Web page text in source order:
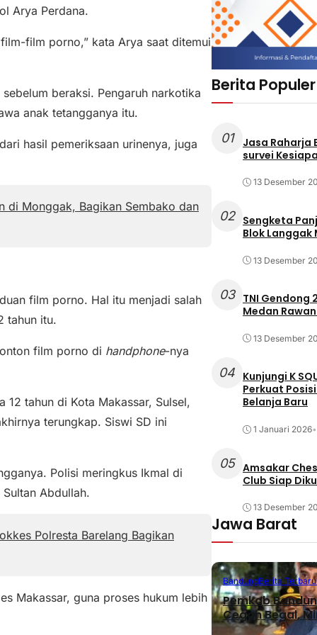
Arya Perdana.
film porno,” kata Arya saat ditemui
beraksi. Pengaruh narkotika
anak tetangganya itu.
hasil pemeriksaan urinenya, juga
di Monggak, Bagikan Sembako dan
film porno. Hal itu menjadi salah
tahun itu.
film porno di handphone-nya
tahun di Kota Makassar, Sulsel,
terungkap. Siswi SD ini
Polisi meringkus Ikmal di
Abdullah.
Polresta Barelang Bagikan
Makassar, guna proses hukum lebih
Berita Populer
01
Jasa Raharja
survei
13 Desember
02
Sengketa
Blok Langgak
13 Desember
03
TNI Gendong
Medan
13 Desember
04 Kunjungi K
Perkuat
Belanja Baru
1 Januari 2026•
05 Amsakar
Club Siap
13 Desember
Jawa Barat
BandungBerita Terbaru
Pemkab
Cegah Begal,